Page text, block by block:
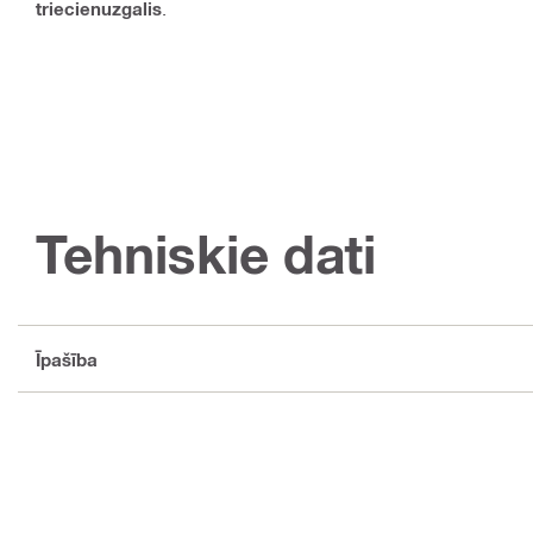
triecienuzgalis
Tehniskie dati
Īpašība